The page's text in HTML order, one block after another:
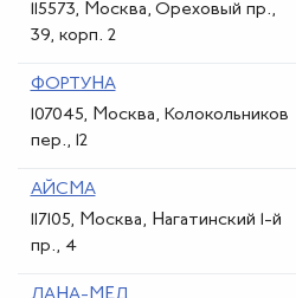
115573, Москва, Ореховый пр.,
39, корп. 2
ФОРТУНА
107045, Москва, Колокольников
пер., 12
АЙСМА
117105, Москва, Нагатинский 1-й
пр., 4
ЛАНА-МЕД